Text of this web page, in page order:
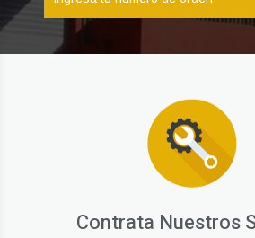
Contrata Nuestros